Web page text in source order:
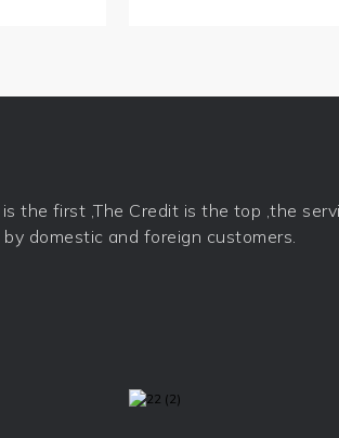
the first ,The Credit is the top ,the
domestic and foreign customers.